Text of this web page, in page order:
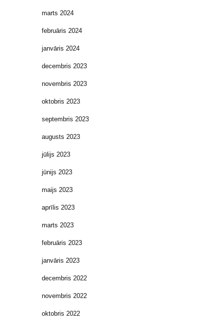
marts 2024
februāris 2024
janvāris 2024
decembris 2023
novembris 2023
oktobris 2023
septembris 2023
augusts 2023
jūlijs 2023
jūnijs 2023
maijs 2023
aprīlis 2023
marts 2023
februāris 2023
janvāris 2023
decembris 2022
novembris 2022
oktobris 2022